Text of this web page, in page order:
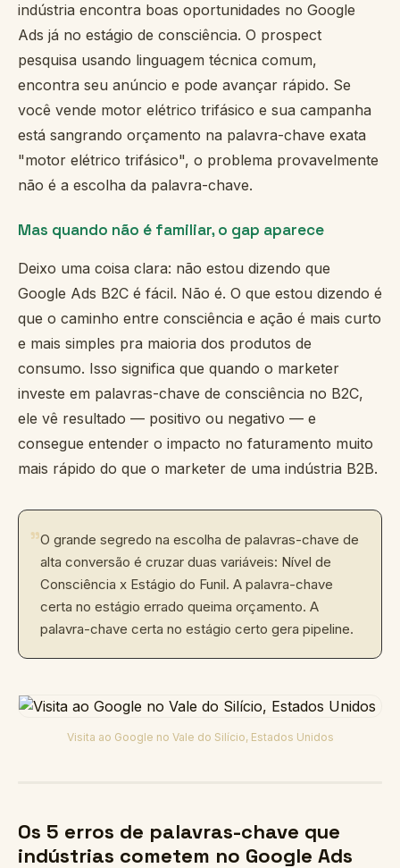
indústria encontra boas oportunidades no Google
Ads já no estágio de consciência. O prospect
pesquisa usando linguagem técnica comum,
encontra seu anúncio e pode avançar rápido. Se
você vende motor elétrico trifásico e sua campanha
está sangrando orçamento na palavra-chave exata
"motor elétrico trifásico", o problema provavelmente
não é a escolha da palavra-chave.
Mas quando não é familiar, o gap aparece
Deixo uma coisa clara: não estou dizendo que
Google Ads B2C é fácil. Não é. O que estou dizendo é
que o caminho entre consciência e ação é mais curto
e mais simples pra maioria dos produtos de
consumo. Isso significa que quando o marketer
investe em palavras-chave de consciência no B2C,
ele vê resultado — positivo ou negativo — e
consegue entender o impacto no faturamento muito
mais rápido do que o marketer de uma indústria B2B.
"O grande segredo na escolha de palavras-chave de
alta conversão é cruzar duas variáveis: Nível de
Consciência x Estágio do Funil. A palavra-chave
certa no estágio errado queima orçamento. A
palavra-chave certa no estágio certo gera pipeline.
Visita ao Google no Vale do Silício, Estados Unidos
Os 5 erros de palavras-chave que
indústrias cometem no Google Ads